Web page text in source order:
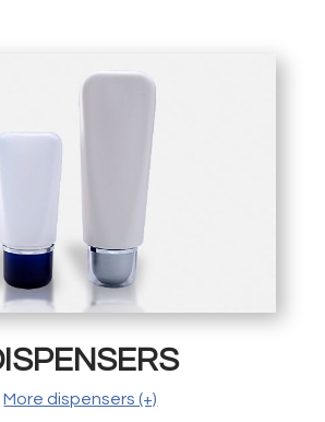
More dispensers (+)